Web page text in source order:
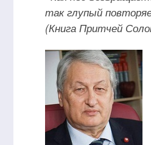
так глупый
(Книга Притчей